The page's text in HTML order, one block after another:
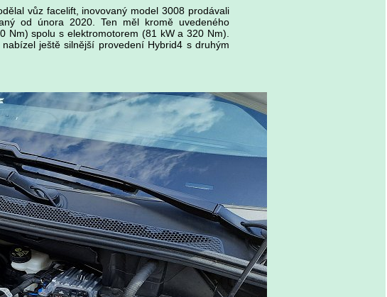
vůz facelift, inovovaný model 3008 prodávali
od února 2020. Ten měl kromě uvedeného
Nm) spolu s elektromotorem (81 kW a 320 Nm).
ještě silnější provedení Hybrid4 s druhým